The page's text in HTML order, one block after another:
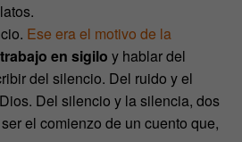
Ese era el motivo de la
en sigilo y hablar del
del silencio. Del ruido y el
Del silencio y la silencia, dos
el comienzo de un cuento que,